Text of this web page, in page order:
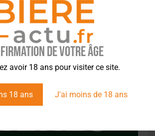
de votre âge
avoir 18 ans pour visiter ce site.
18 ans J'ai moins de 18 ans